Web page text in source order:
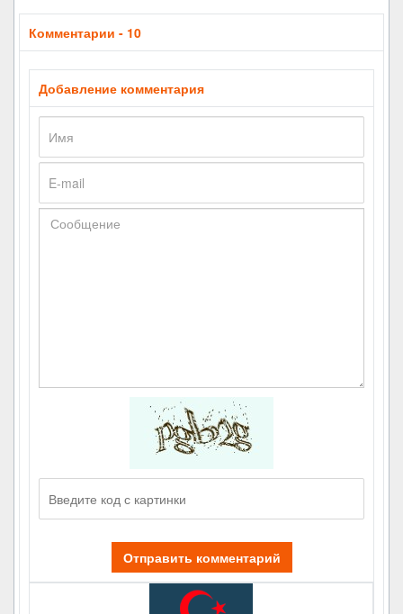
Комментарии - 10
Добавление комментария
Отправить комментарий